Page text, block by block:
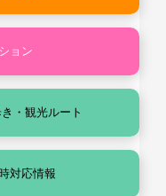
ョン
・観光ルート
対応情報